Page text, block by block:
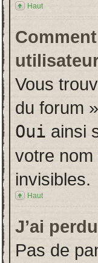
Haut
Vous
du forum
Oui ainsi
votre
invisibles.
Haut
J’ai
Pas de